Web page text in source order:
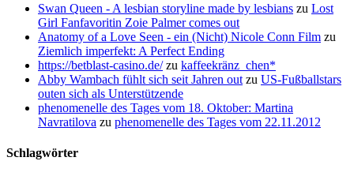
Swan Queen - A lesbian storyline made by lesbians zu Lost
Girl Fanfavoritin Zoie Palmer comes out
Anatomy of a Love Seen - ein (Nicht) Nicole Conn Film zu
Ziemlich imperfekt: A Perfect Ending
https://betblast-casino.de/zu kaffeekränz_chen*
Abby Wambach fühlt sich seit Jahren out zu US-Fußballstars
outen sich als Unterstützende
phenomenelle des Tages vom 18. Oktober: Martina
Navratilova zu phenomenelle des Tages vom 22.11.2012
Schlagwörter